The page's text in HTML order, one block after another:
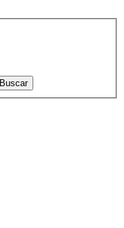
Buscar